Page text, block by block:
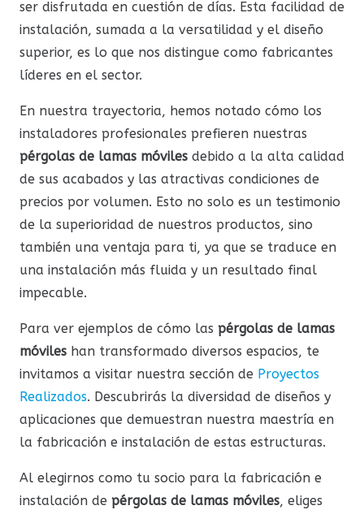
ser disfrutada en cuestión de días. Esta facilidad de
instalación, sumada a la versatilidad y el diseño
superior, es lo que nos distingue como fabricantes
líderes en el sector.
En nuestra trayectoria, hemos notado cómo los
instaladores profesionales prefieren nuestras
pérgolas de lamas móviles debido a la alta calidad
de sus acabados y las atractivas condiciones de
precios por volumen. Esto no solo es un testimonio
de la superioridad de nuestros productos, sino
también una ventaja para ti, ya que se traduce en
una instalación más fluida y un resultado final
impecable.
Para ver ejemplos de cómo las pérgolas de lamas
móviles han transformado diversos espacios, te
invitamos a visitar nuestra sección de Proyectos
Realizados. Descubrirás la diversidad de diseños y
aplicaciones que demuestran nuestra maestría en
la fabricación e instalación de estas estructuras.
Al elegirnos como tu socio para la fabricación e
instalación de pérgolas de lamas móviles, eliges